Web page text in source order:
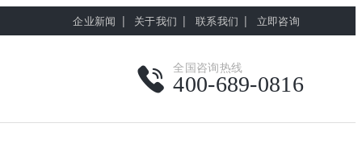
企业新闻 | 关于我们 | 联系我们 | 立即咨询
全国咨询热线
400-689-0816